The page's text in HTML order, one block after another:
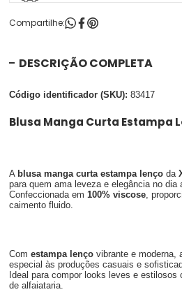
Compartilhe:
DESCRIÇÃO COMPLETA
Código identificador (SKU): 83417
Blusa Manga Curta Estampa
A blusa manga curta estampa lenço da
para quem ama leveza e elegância no dia
Confeccionada em100% viscose,
caimento fluido.
Comestampa lenço vibrante e moderna,
especial às produções casuais e
Ideal para compor looks leves e
de alfaiataria.